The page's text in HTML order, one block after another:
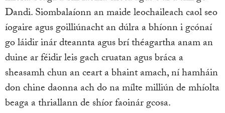
Dandi. Siombalaíonn an maide leochaileach caol seo
íogaire agus goilliúnacht an dúlra a bhíonn i gcónaí
go láidir inár dteannta agus brí théagartha anam an
duine ar féidir leis gach cruatan agus bráca a
sheasamh chun an ceart a bhaint amach, ní hamháin
don chine daonna ach do na mílte milliún de mhíolta
beaga a thriallann de shíor faoinár gcosa.